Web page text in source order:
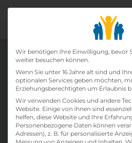
Offene Lehrstellen von
Spielberger GmbH
Täglich neue
Vielzahl an verfügbaren
Österreich warten auf dich!
Wir benötigen Ihre Einwilligung, bevor
weiter besuchen können.
Wenn Sie unter 16 Jahre alt sind und
optionalen Services geben möchten,
Erziehungsberechtigten um Erlaubnis
Wir verwenden Cookies und andere
Website. Einige von ihnen sind
helfen, diese Website und Ihre
Personenbezogene Daten können
Adressen), z. B. für personalisierte